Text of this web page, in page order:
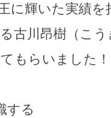
に輝いた実績
古川昂樹（こ
もらいました！
する